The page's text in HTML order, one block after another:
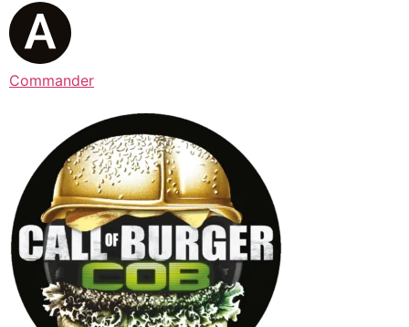
Commander